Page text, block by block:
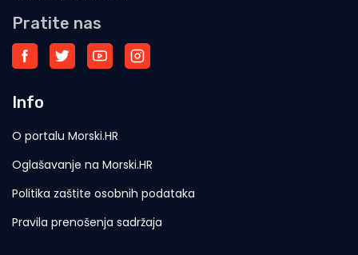
Pratite nas
Info
O portalu Morski.HR
Oglašavanje na Morski.HR
Politika zaštite osobnih podataka
Pravila prenošenja sadržaja